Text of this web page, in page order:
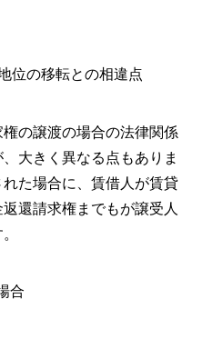
位の移転との相違点
の譲渡の場合の法律関係
大きく異なる点もありま
た場合に、賃借人が賃貸
還請求権までもが譲受人
合